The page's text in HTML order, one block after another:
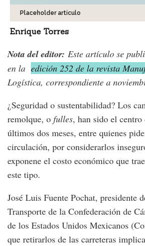
Placeholder articulo
Enrique Torres
Nota del editor: Este artículo se
en la edición 252 de la revista
Logística, correspondiente a
¿Seguridad o sustentabilidad? Los
remolque, o fulles, han sido el centro
últimos dos meses, entre quienes
circulación, por considerarlos
exponene el costo económico que
este tipo.
José Luis Fuente Pochat, presidente
Transporte de la Confederación de
de los Estados Unidos Mexicanos
que retirarlos de las carreteras